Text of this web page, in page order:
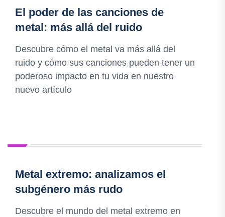
El poder de las canciones de
metal: más allá del ruido
Descubre cómo el metal va más allá del
ruido y cómo sus canciones pueden tener un
poderoso impacto en tu vida en nuestro
nuevo artículo
Metal extremo: analizamos el
subgénero más rudo
Descubre el mundo del metal extremo en